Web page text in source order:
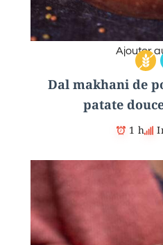
Ajouter
Dal makhani de
patate
1 h